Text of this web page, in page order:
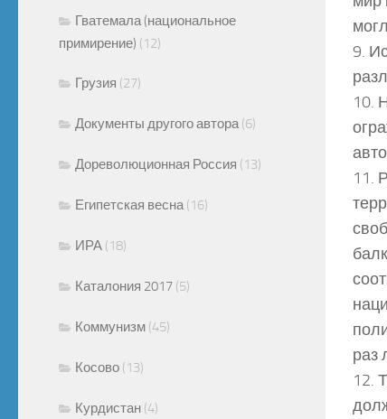
9.
10.
11.
раз
12.
Гватемала (национальное
примирение) (12)
Грузия (27)
Документы другого автора (6)
Дореволюционная Россия (13)
Египетская весна (16)
ИРА (18)
Каталония 2017 (5)
Коммунизм (45)
Косово (13)
Курдистан (4)